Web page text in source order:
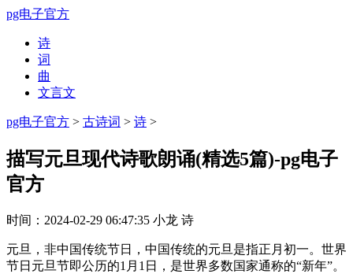
pg电子官方
诗
词
曲
文言文
pg电子官方 > 古诗词 > 诗 >
描写元旦现代诗歌朗诵(精选5篇)-pg电子
官方
时间： 2024-02-29 06:47:35 小龙 诗
元旦，非中国传统节日，中国传统的元旦是指正月初一。世界
节日元旦节即公历的1月1日，是世界多数国家通称的“新年”。